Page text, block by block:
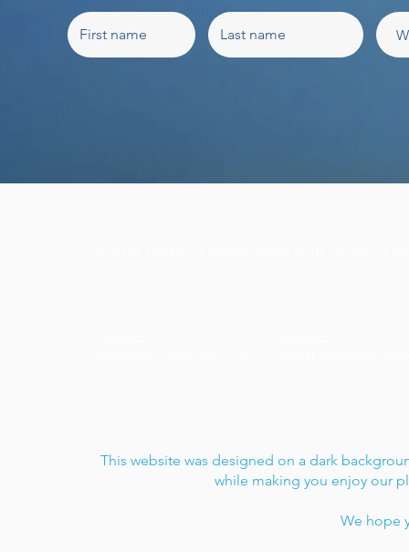
This website was designed on a dark
while making you enjoy our
We hope